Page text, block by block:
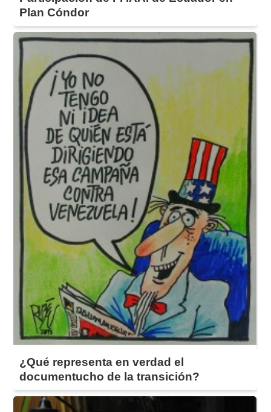
Plan Cóndor
¿Qué representa en verdad el
documentucho de la transición?